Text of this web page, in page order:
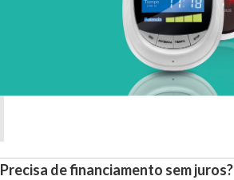
Precisa de financiamento sem juros?